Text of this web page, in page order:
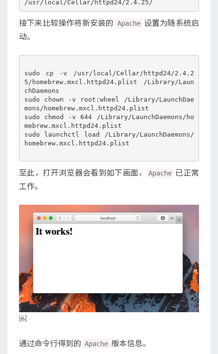
接下来比较操作将新安装的 Apache 设置为随系统启
动。
sudo cp -v /usr/local/Cellar/httpd24/2.4.2
5/homebrew.mxcl.httpd24.plist /Library/Laun
chDaemons
sudo chown -v root:wheel /Library/LaunchDae
mons/homebrew.mxcl.httpd24.plist
sudo chmod -v 644 /Library/LaunchDaemons/ho
mebrew.mxcl.httpd24.plist
sudo launchctl load /Library/LaunchDaemons/
homebrew.mxcl.httpd24.plist
至此，打开浏览器会看到如下画面， Apache 已正常
工作。
￼
通过命令行得到的 Apache 版本信息。